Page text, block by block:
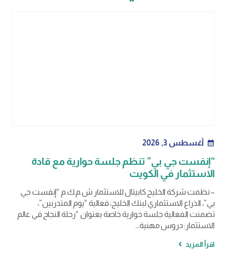
calendar_month أغسطس 3, 2026
“إنفست جي بي” تنظم جلسة حوارية مع قادة
الاستثمار في الكويت
– نظمت شركة الخليج كابيتال للاستثمار ش.م.ك.م “إنفست جي
بي”، الذراع الاستثماري لبنك الخليج، فعالية “يوم المتدربين”،
تضمنت الفعالية جلسة حوارية خاصة بعنوان “رحلة النجاح في عالم
الاستثمار: دروس مهنية…
اقرأ المزيد